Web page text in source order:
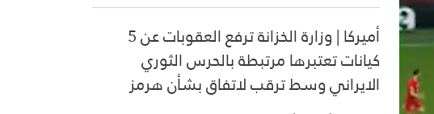
أميركا | وزارة الخزانة ترفع العقوبات عن 5
كيانات تعتبرها مرتبطة بالحرس الثوري
الايراني وسط ترقب لاتفاق بشأن هرمز